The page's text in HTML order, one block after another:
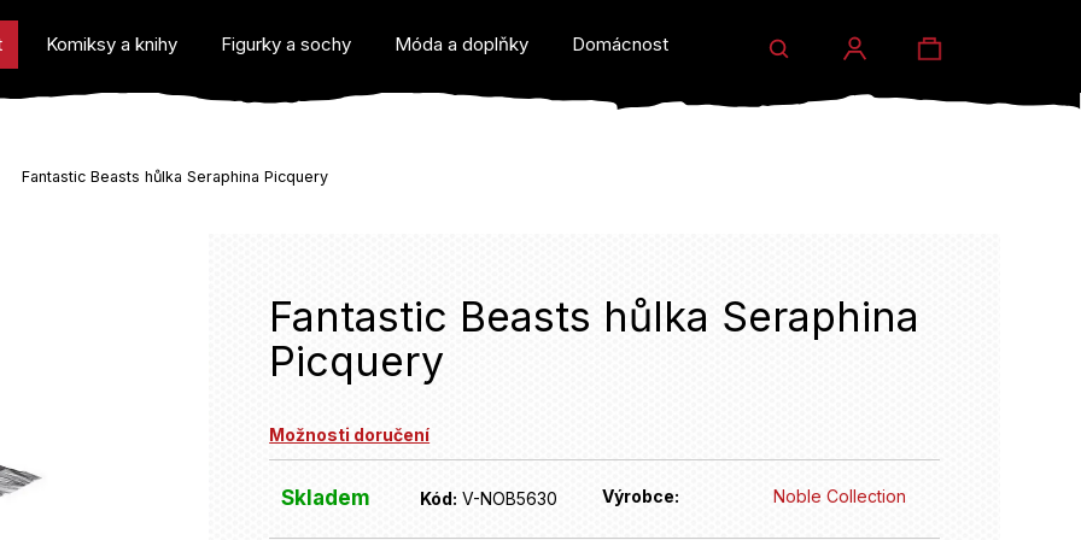
Komiksy a knihy Figurky a sochy Móda a doplňky Domácnost a dárky Prodejny Eventy
Hledat
Přihlášení
Nákupní
Fantastic Beasts hůlka Seraphina Picquery
Fantastic Beasts hůlka Seraphina
Picquery
Možnosti doručení
Skladem Kód: V-NOB5630 Výrobce: Noble Collection